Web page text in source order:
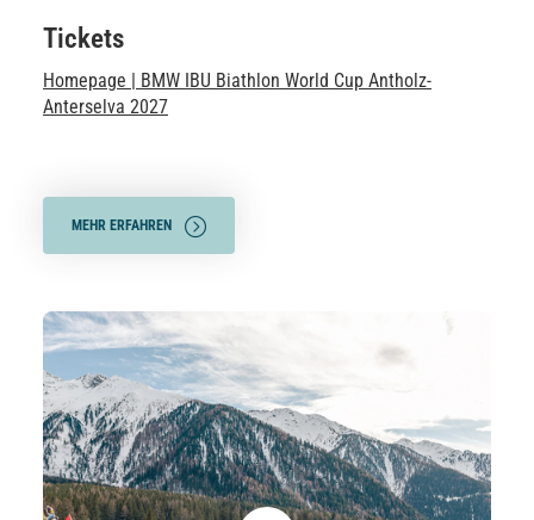
Tickets
Homepage | BMW IBU Biathlon World Cup Antholz-
Anterselva 2027
MEHR ERFAHREN